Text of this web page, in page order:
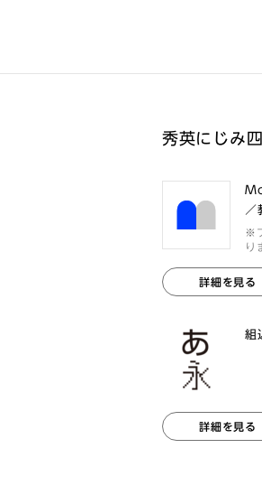
秀英にじみ
／
※
り
詳細を見る
組
詳細を見る